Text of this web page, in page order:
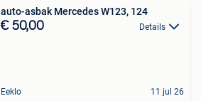
auto-asbak Mercedes W123, 124
€ 50,00 Details
Eeklo 11 jul 26